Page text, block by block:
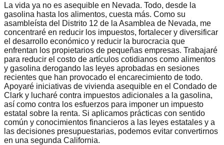
La vida ya no es asequible en Nevada. Todo, desde la
gasolina hasta los alimentos, cuesta más. Como su
asambleísta del Distrito 12 de la Asamblea de Nevada, me
concentraré en reducir los impuestos, fortalecer y diversificar
el desarrollo económico y reducir la burocracia que
enfrentan los propietarios de pequeñas empresas. Trabajaré
para reducir el costo de artículos cotidianos como alimentos
y gasolina derogando las leyes aprobadas en sesiones
recientes que han provocado el encarecimiento de todo.
Apoyaré iniciativas de vivienda asequible en el Condado de
Clark y lucharé contra impuestos adicionales a la gasolina,
así como contra los esfuerzos para imponer un impuesto
estatal sobre la renta. Si aplicamos prácticas con sentido
común y conocimientos financieros a las leyes estatales y a
las decisiones presupuestarias, podemos evitar convertirnos
en una segunda California.